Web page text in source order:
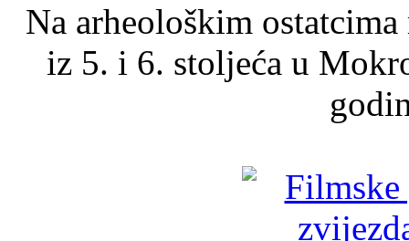
Na arheološkim
iz 5. i 6. stoljeća u